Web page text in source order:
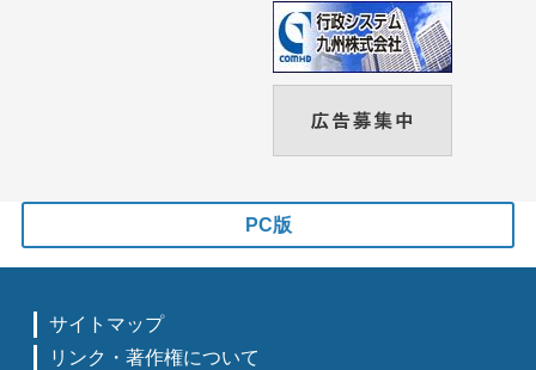
PC版
サイトマップ
リンク・著作権について